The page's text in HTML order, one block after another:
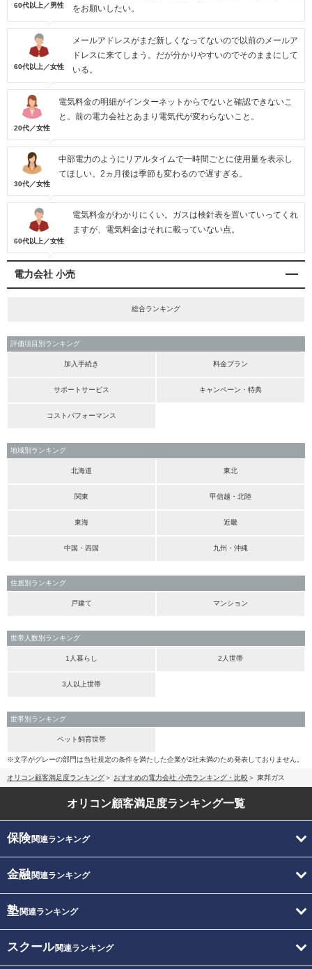
60代以上／男性
をお願いしたい。
60代以上／女性
メールアドレスがまだ新しくなってないので以前のメールア
ドレスに来てしまう。だが分かりやすいのでそのままにして
いる。
20代／女性
電気料金の明細がインターネットからでないと確認できないこ
と。前の電力会社とあまり電気代が変わらないこと。
30代／女性
中部電力のようにリアルタイムで一時間ごとに使用量を表示し
てほしい。2ヵ月後は季節も変わるので遅すぎる。
60代以上／女性
電気料金がわかりにくい。ガスは検針表を置いていってくれ
ますが、電気料金はそれに載っていない点。
電力会社 小売
総合ランキング
評価項目別ランキング
加入手続き 料金プラン
サポートサービス キャンペーン・特典
コストパフォーマンス
地域別ランキング
北海道 東北
関東 甲信越・北陸
東海 近畿
中国・四国 九州・沖縄
住居別ランキング
戸建て マンション
世帯人数別ランキング
1人暮らし 2人世帯
3人以上世帯
世帯別ランキング
ペット飼育世帯
※文字がグレーの部門は当社規定の条件を満たした企業が2社未満のため発表しておりません。
オリコン顧客満足度ランキング おすすめの電力会社 小売ランキング・比較 東邦ガス
オリコン顧客満足度ランキング一覧
保険関連ランキング
金融関連ランキング
塾関連ランキング
スクール関連ランキング